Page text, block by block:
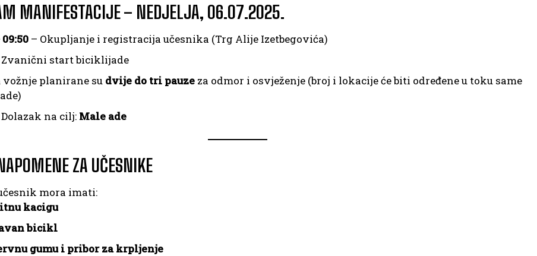
MANIFESTACIJE – NEDJELJA, 06.07.2025.
– Okupljanje i registracija učesnika (Trg Alije Izetbegovića)
Zvanični start biciklijade
vožnje planirane su dvije do tri pauze za odmor i osvježenje (broj i lokacije će biti određene u toku same
na cilj: Male ade
ZA UČESNIKE
mora imati:
kacigu
bicikl
gumu i pribor za krpljenje